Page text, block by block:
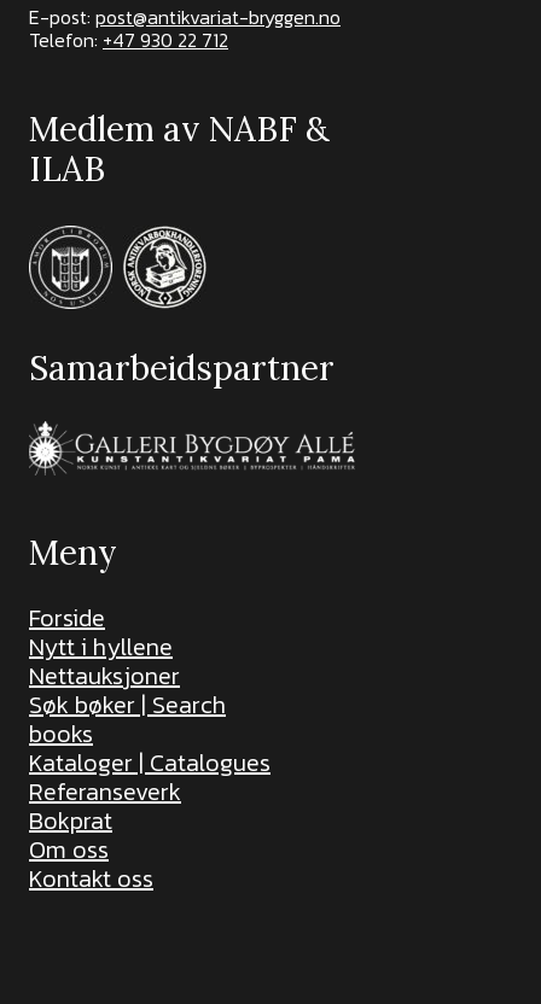
E-post: post@antikvariat-bryggen.no
Telefon: +47 930 22 712
Medlem av NABF &
ILAB
Samarbeidspartner
Meny
Forside
Nytt i hyllene
Nettauksjoner
Søk bøker | Search
books
Kataloger | Catalogues
Referanseverk
Bokprat
Om oss
Kontakt oss